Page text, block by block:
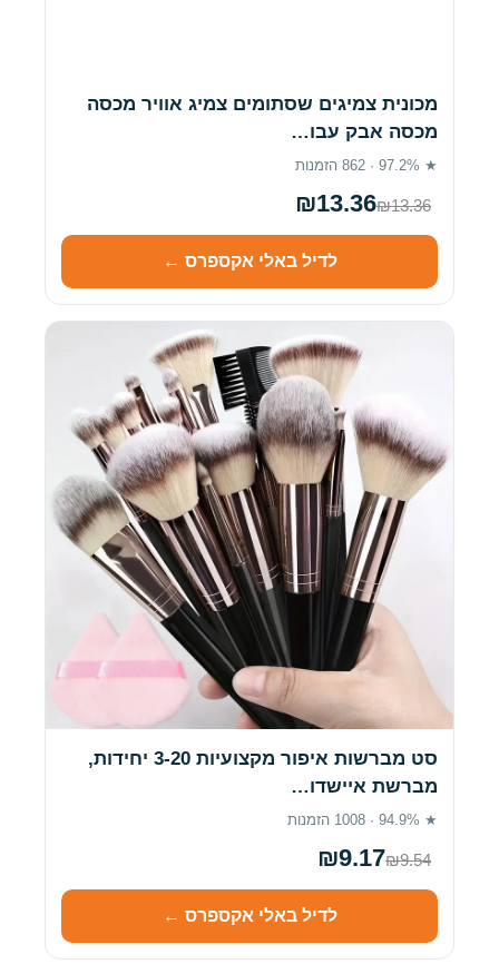
מכונית צמיגים שסתומים צמיג אוויר מכסה
מכסה אבק עבו…
★ 97.2% · 862 הזמנות
₪13.36₪13.36
לדיל באלי אקספרס ←
סט מברשות איפור מקצועיות 3-20 יחידות,
מברשת איישדו…
★ 94.9% · 1008 הזמנות
₪9.17₪9.54
לדיל באלי אקספרס ←